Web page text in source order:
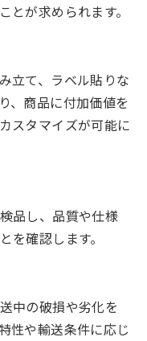
とが求められます。
立て、ラベル貼りな
、商品に付加価値を
スタマイズが可能に
品し、品質や仕様
を確認します。
中の破損や劣化を
性や輸送条件に応じ